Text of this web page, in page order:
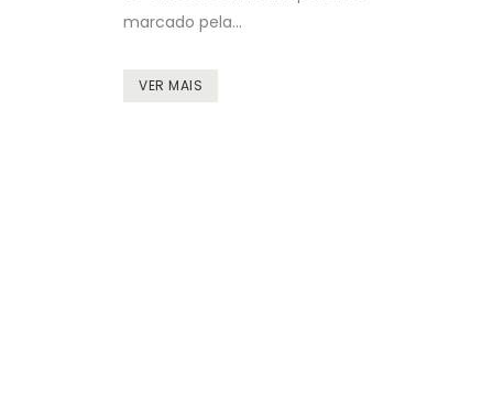
marcado pela...
VER MAIS